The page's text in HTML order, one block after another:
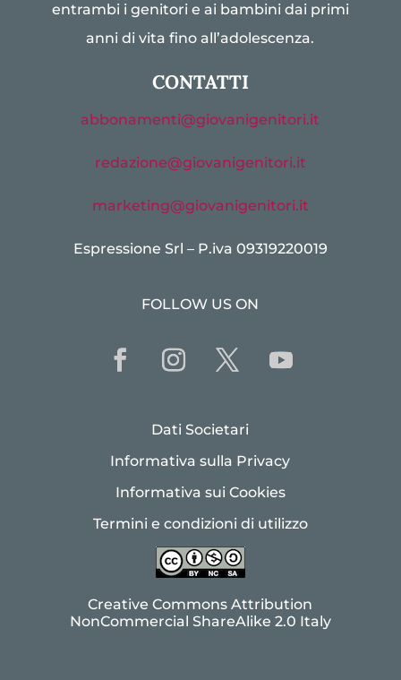
entrambi i genitori e ai bambini dai primi
anni di vita fino all’adolescenza.
CONTATTI
abbonamenti@giovanigenitori.it
redazione@giovanigenitori.it
marketing@giovanigenitori.it
Espressione Srl – P.iva 09319220019
FOLLOW US ON
Dati Societari
Informativa sulla Privacy
Informativa sui Cookies
Termini e condizioni di utilizzo
Creative Commons Attribution
NonCommercial ShareAlike 2.0 Italy